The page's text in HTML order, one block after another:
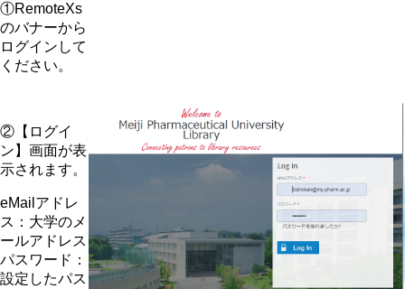
①RemoteXs
のバナーから
ログインして
ください。
②【ログイ
ン】画面が表
示されます。
eMailアドレ
ス：大学のメ
ールアドレス​
パスワード：
設定したパス